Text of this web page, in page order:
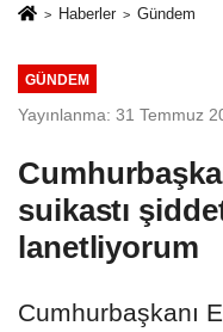
Haberler Gündem
GÜNDEM
Yayınlanma: 31 Temmuz
suikastı
lanetliyorum
Cumhurbaşkanı